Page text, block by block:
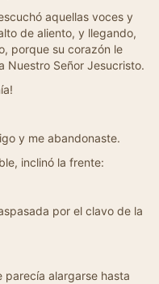
aquellas voces y
de aliento, y llegando,
porque su corazón le
Nuestro Señor Jesucristo.
y me abandonaste.
inclinó la frente:
por el clavo de la
parecía alargarse hasta